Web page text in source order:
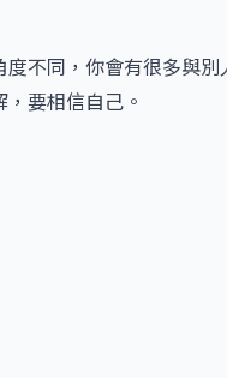
不同，你會有很多與別
要相信自己。